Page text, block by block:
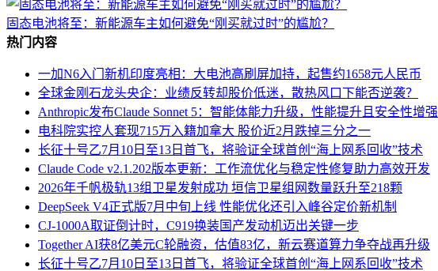
固态电池将至：新能源车主如何避免“刚买就过时”的尴尬？
热门内容
一加N6入门新机印度亮相：大电池高刷屏加持，起售约1658元人民币
全球金刚石龙头央企：业绩反转却股价低迷，散热风口下能否逆袭？
Anthropic发布Claude Sonnet 5：智能体能力升级，性能提升且安全性增强
电科院实控人套现715万入籍加拿大 股价近2月跌掉三分之一
长征十号乙7月10日至13日首飞，将验证全球首创“海上网系回收”技术
Claude Code v2.1.202版本更新：工作流优化与稳定性修复助力高效开发
2026年千帆极轨13组卫星发射成功 垣信卫星组网数量跃升至218颗
DeepSeek V4正式版7月中旬上线 性能优化还引入峰谷定价新机制
CJ-1000A取证倒计时，C919换装国产发动机迈出关键一步
Together AI获8亿美元C轮融资，估值83亿，新云赛道算力争夺战再升级
长征十号乙7月10日至13日首飞，将验证全球首创“海上网系回收”技术